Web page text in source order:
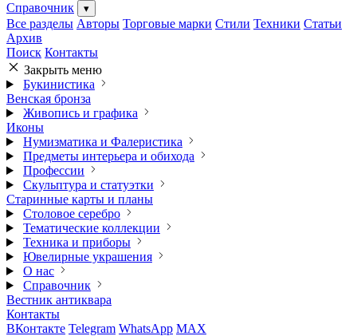
Справочник
▾
Все разделы Авторы Торговые марки Стили Техники Статьи
Архив
Поиск Контакты
Закрыть меню
Букинистика
Венская бронза
Живопись и графика
Иконы
Нумизматика и Фалеристика
Предметы интерьера и обихода
Профессии
Скульптура и статуэтки
Старинные карты и планы
Столовое серебро
Тематические коллекции
Техника и приборы
Ювелирные украшения
О нас
Справочник
Вестник антиквара
Контакты
ВКонтакте Telegram WhatsApp MAX